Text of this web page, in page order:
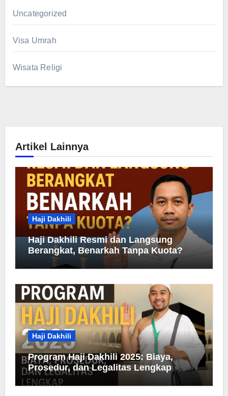
Uncategorized
Visa Umrah
Wisata Religi
Artikel Lainnya
Haji Dakhili
Haji Dakhili Resmi dan Langsung
Berangkat, Benarkah Tanpa Kuota?
Haji Dakhili
Program Haji Dakhili 2025: Biaya,
Prosedur, dan Legalitas Lengkap